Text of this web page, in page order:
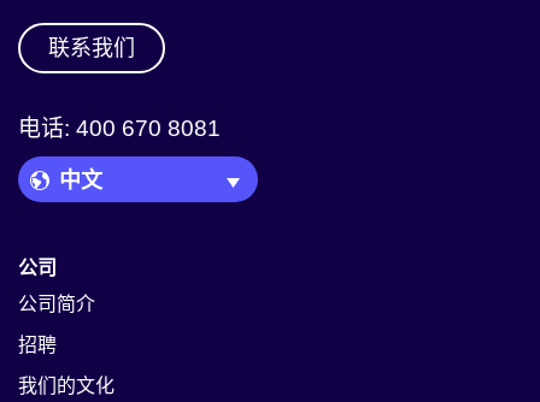
联系我们
电话: 400 670 8081
Language Picker
公司
公司简介
招聘
我们的文化